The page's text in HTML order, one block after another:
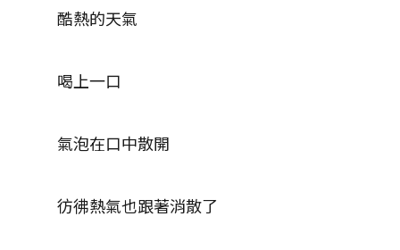
酷熱的天氣
喝上一口
氣泡在口中散開
彷彿熱氣也跟著消散了